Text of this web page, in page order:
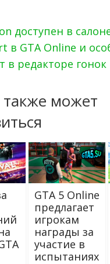
доступен в
в GTA Online и
в редакторе гонок
может
GTA 5 Online
предлагает
игрокам
награды за
участие в
испытаниях